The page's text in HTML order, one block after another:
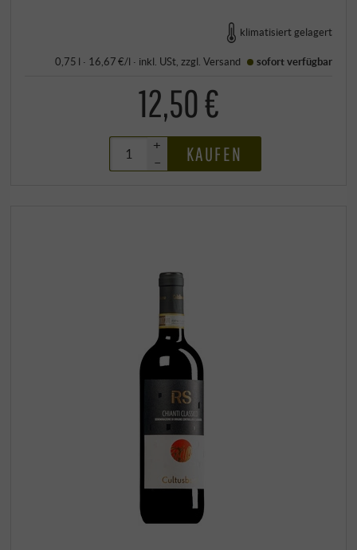
klimatisiert gelagert
0,75 l · 16,67 €/l · inkl. USt , zzgl.Versand sofort verfügbar
12,50 €
+
–
KAUFEN